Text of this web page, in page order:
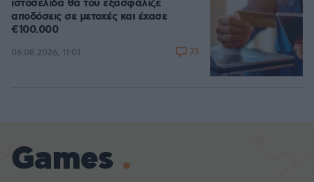
ιστοσελίδα θα του εξασφάλιζε
αποδόσεις σε μετοχές και έχασε
€100.000
06.08.2026, 11:01 73
Games